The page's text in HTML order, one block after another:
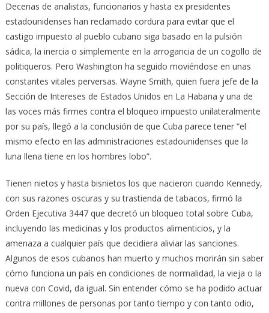
Decenas de analistas, funcionarios y hasta ex presidentes
estadounidenses han reclamado cordura para evitar que el
castigo impuesto al pueblo cubano siga basado en la pulsión
sádica, la inercia o simplemente en la arrogancia de un cogollo de
politiqueros. Pero Washington ha seguido moviéndose en unas
constantes vitales perversas. Wayne Smith, quien fuera jefe de la
Sección de Intereses de Estados Unidos en La Habana y una de
las voces más firmes contra el bloqueo impuesto unilateralmente
por su país, llegó a la conclusión de que Cuba parece tener “el
mismo efecto en las administraciones estadounidenses que la
luna llena tiene en los hombres lobo”.
Tienen nietos y hasta bisnietos los que nacieron cuando Kennedy,
con sus razones oscuras y su trastienda de tabacos, firmó la
Orden Ejecutiva 3447 que decretó un bloqueo total sobre Cuba,
incluyendo las medicinas y los productos alimenticios, y la
amenaza a cualquier país que decidiera aliviar las sanciones.
Algunos de esos cubanos han muerto y muchos morirán sin saber
cómo funciona un país en condiciones de normalidad, la vieja o la
nueva con Covid, da igual. Sin entender cómo se ha podido actuar
contra millones de personas por tanto tiempo y con tanto odio,